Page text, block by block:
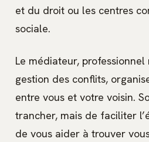
et du droit ou les centres
sociale.
Le médiateur,
gestion des conflits,
entre vous et votre voisin.
trancher, mais de faciliter
de vous aider à trouver